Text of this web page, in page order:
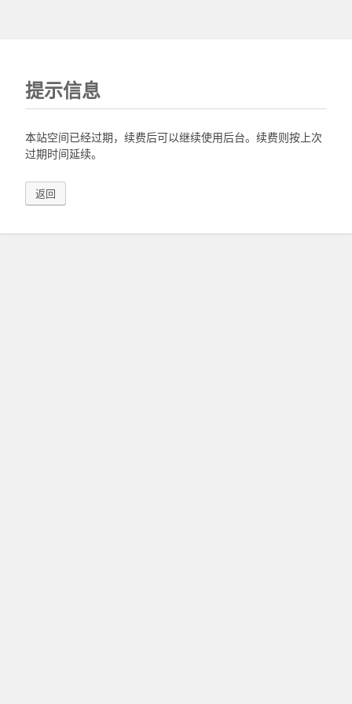
提示信息
本站空间已经过期，续费后可以继续使用后台。续费则按上次
过期时间延续。
返回